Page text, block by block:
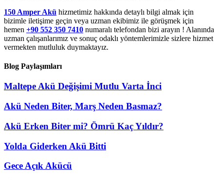
150 Amper Akü hizmetimiz hakkında detaylı bilgi almak için
bizimle iletişime geçin veya uzman ekibimiz ile görüşmek için
hemen +90 552 350 7410 numaralı telefondan bizi arayın ! Alanında
uzman çalışanlarımız ve sonuç odaklı yöntemlerimizle sizlere hizmet
vermekten mutluluk duymaktayız.
Blog Paylaşımları
Maltepe Akü Değişimi Mutlu Varta İnci
Akü Neden Biter, Marş Neden Basmaz?
Akü Erken Biter mi? Ömrü Kaç Yıldır?
Yolda Giderken Akü Bitti
Gece Açık Akücü